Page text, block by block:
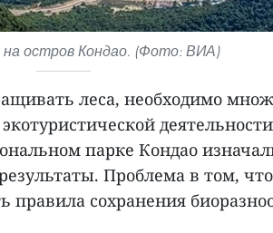
на остров Кондао. (Фото: ВИА)
леса, необходимо
парке Кондао
Проблема в том, что
правила сохранения